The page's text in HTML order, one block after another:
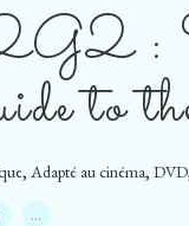
:
to
, Adapté au cinéma, DVD
…